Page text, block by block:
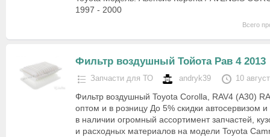
1997 - 2000
Всего
Фильтр воздушный Тойота Рав 4 2013
Запчасти для ТО andryk39 10
Фильтр воздушный Toyota Corolla, RAV4 (А30)
оптом и в розницу До 5% скидки автосервизом и
в наличии огромный ассортимент запчастей,
и расходных материалов на модели Toyota